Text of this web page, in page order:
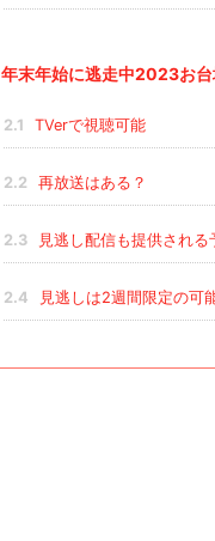
年末年始に逃走中2023お
2.1 TVerで視聴可能
2.2 再放送はある？
2.3 見逃し配信も提供される
2.4 見逃しは2週間限定の可